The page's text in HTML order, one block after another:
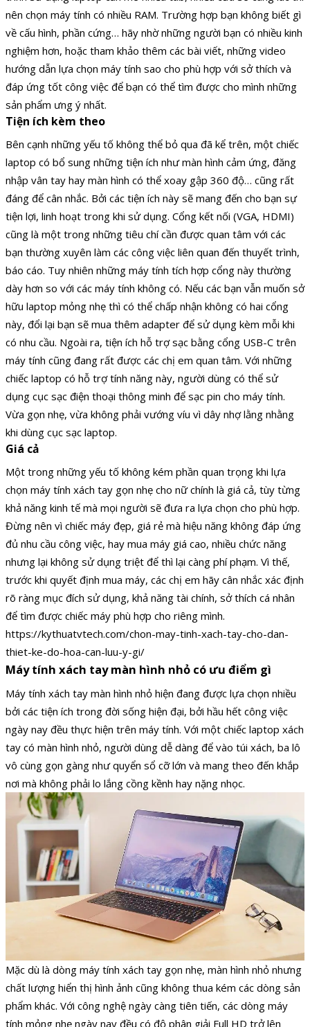
nên chọn máy tính có nhiều RAM. Trường hợp bạn không biết gì
về cấu hình, phần cứng… hãy nhờ những người bạn có nhiều kinh
nghiệm hơn, hoặc tham khảo thêm các bài viết, những video
hướng dẫn lựa chọn máy tính sao cho phù hợp với sở thích và
đáp ứng tốt công việc để bạn có thể tìm được cho mình những
sản phẩm ưng ý nhất.
Tiện ích kèm theo
Bên cạnh những yếu tố không thể bỏ qua đã kể trên, một chiếc
laptop có bổ sung những tiện ích như màn hình cảm ứng, đăng
nhập vân tay hay màn hình có thể xoay gập 360 độ… cũng rất
đáng để cân nhắc. Bởi các tiện ích này sẽ mang đến cho bạn sự
tiện lợi, linh hoạt trong khi sử dụng. Cổng kết nối (VGA, HDMI)
cũng là một trong những tiêu chí cần được quan tâm với các
bạn thường xuyên làm các công việc liên quan đến thuyết trình,
báo cáo. Tuy nhiên những máy tính tích hợp cổng này thường
dày hơn so với các máy tính không có. Nếu các bạn vẫn muốn sở
hữu laptop mỏng nhẹ thì có thể chấp nhận không có hai cổng
này, đổi lại bạn sẽ mua thêm adapter để sử dụng kèm mỗi khi
có nhu cầu. Ngoài ra, tiện ích hỗ trợ sạc bằng cổng USB-C trên
máy tính cũng đang rất được các chị em quan tâm. Với những
chiếc laptop có hỗ trợ tính năng này, người dùng có thể sử
dụng cục sạc điện thoại thông minh để sạc pin cho máy tính.
Vừa gọn nhẹ, vừa không phải vướng víu vì dây nhợ lằng nhằng
khi dùng cục sạc laptop.
Giá cả
Một trong những yếu tố không kém phần quan trọng khi lựa
chọn máy tính xách tay gọn nhẹ cho nữ chính là giá cả, tùy từng
khả năng kinh tế mà mọi người sẽ đưa ra lựa chọn cho phù hợp.
Đừng nên vì chiếc máy đẹp, giá rẻ mà hiệu năng không đáp ứng
đủ nhu cầu công việc, hay mua máy giá cao, nhiều chức năng
nhưng lại không sử dụng triệt để thì lại càng phí phạm. Vì thế,
trước khi quyết định mua máy, các chị em hãy cân nhắc xác định
rõ ràng mục đích sử dụng, khả năng tài chính, sở thích cá nhân
để tìm được chiếc máy phù hợp cho riêng mình.
https://kythuatvtech.com/chon-may-tinh-xach-tay-cho-dan-
thiet-ke-do-hoa-can-luu-y-gi/
Máy tính xách tay màn hình nhỏ có ưu điểm gì
Máy tính xách tay màn hình nhỏ hiện đang được lựa chọn nhiều
bởi các tiện ích trong đời sống hiện đại, bởi hầu hết công việc
ngày nay đều thực hiện trên máy tính. Với một chiếc laptop xách
tay có màn hình nhỏ, người dùng dễ dàng để vào túi xách, ba lô
vô cùng gọn gàng như quyển sổ cỡ lớn và mang theo đến khắp
nơi mà không phải lo lắng cồng kềnh hay nặng nhọc.
Mặc dù là dòng máy tính xách tay gọn nhẹ, màn hình nhỏ nhưng
chất lượng hiển thị hình ảnh cũng không thua kém các dòng sản
phẩm khác. Với công nghệ ngày càng tiên tiến, các dòng máy
tính mỏng nhẹ ngày nay đều có độ phân giải Full HD trở lên